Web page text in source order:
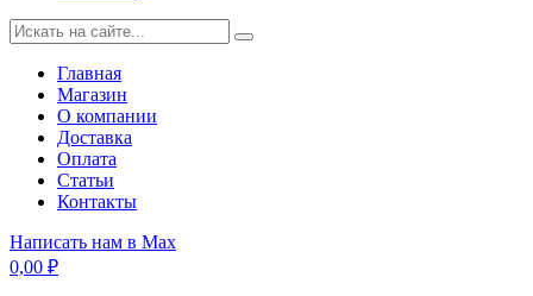
Главная
Магазин
О компании
Доставка
Оплата
Статьи
Контакты
Написать нам в Max
0,00 ₽